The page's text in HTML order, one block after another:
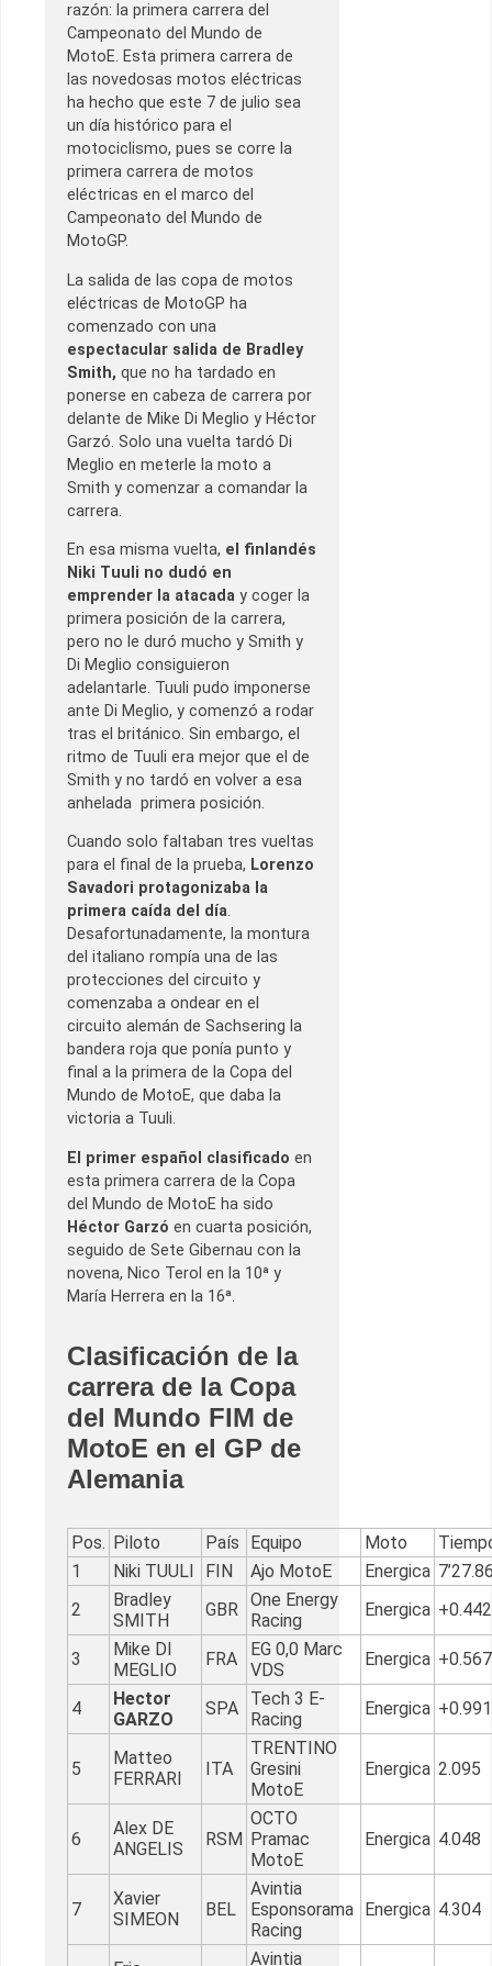
razón: la primera carrera del
Campeonato del Mundo de
MotoE. Esta primera carrera de
las novedosas motos eléctricas
ha hecho que este 7 de julio sea
un día histórico para el
motociclismo, pues se corre la
primera carrera de motos
eléctricas en el marco del
Campeonato del Mundo de
MotoGP.
La salida de las copa de motos
eléctricas de MotoGP ha
comenzado con una
espectacular salida de Bradley
Smith, que no ha tardado en
ponerse en cabeza de carrera por
delante de Mike Di Meglio y Héctor
Garzó. Solo una vuelta tardó Di
Meglio en meterle la moto a
Smith y comenzar a comandar la
carrera.
En esa misma vuelta, el finlandés
Niki Tuuli no dudó en
emprender la atacada y coger la
primera posición de la carrera,
pero no le duró mucho y Smith y
Di Meglio consiguieron
adelantarle. Tuuli pudo imponerse
ante Di Meglio, y comenzó a rodar
tras el británico. Sin embargo, el
ritmo de Tuuli era mejor que el de
Smith y no tardó en volver a esa
anhelada primera posición.
Cuando solo faltaban tres vueltas
para el final de la prueba, Lorenzo
Savadori protagonizaba la
primera caída del día.
Desafortunadamente, la montura
del italiano rompía una de las
protecciones del circuito y
comenzaba a ondear en el
circuito alemán de Sachsering la
bandera roja que ponía punto y
final a la primera de la Copa del
Mundo de MotoE, que daba la
victoria a Tuuli.
El primer español clasificado en
esta primera carrera de la Copa
del Mundo de MotoE ha sido
Héctor Garzó en cuarta posición,
seguido de Sete Gibernau con la
novena, Nico Terol en la 10ª y
María Herrera en la 16ª.
Clasificación de la
carrera de la Copa
del Mundo FIM de
MotoE en el GP de
Alemania
Pos. Piloto País Equipo Moto
1
Niki TUULI FIN Ajo MotoE Energica
2
Bradley
SMITH
GBR
One Energy
Racing
Energica +0.442
3
Mike DI
MEGLIO
FRA
EG 0,0 Marc
VDS
Energica +0.567
4
Hector
GARZO
SPA
Tech 3 E-
Racing
Energica +0.991
5
Matteo
FERRARI
ITA
TRENTINO
Gresini
MotoE
Energica 2.095
6
Alex DE
ANGELIS
RSM
OCTO
Pramac
MotoE
Energica 4.048
7
Xavier
SIMEON
BEL
Avintia
Esponsorama
Racing
Energica 4.304
Avintia